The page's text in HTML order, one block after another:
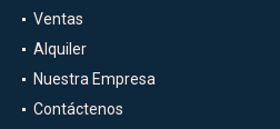
Ventas
Alquiler
Nuestra Empresa
Contáctenos